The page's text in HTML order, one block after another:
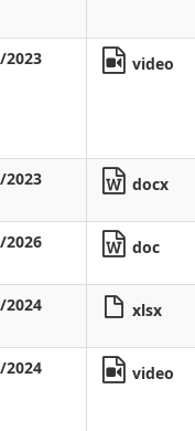
2023
video
2023 docx
2026 doc
2024 xlsx
2024
video